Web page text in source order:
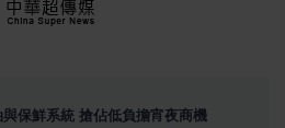
保鮮系統 搶佔低負擔宵夜商機